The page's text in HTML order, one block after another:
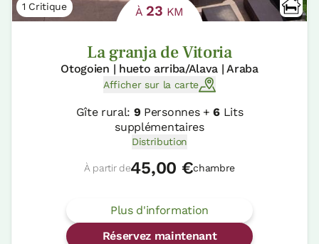
1 Critique À 23 KM
La granja de Vitoria
Otogoien | hueto arriba/Alava | Araba
Afficher sur la carte
Gîte rural: 9 Personnes +6Lits
supplémentaires
Distribution
À partir de45,00 €chambre
Plus d'information
Réservez maintenant